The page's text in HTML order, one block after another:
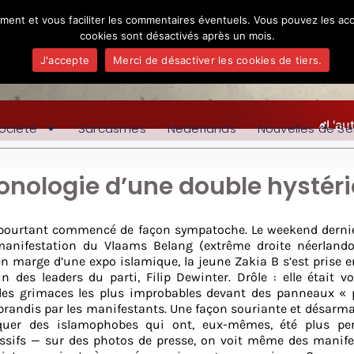
Sarcasmes Nederlands Nouvelles de
d’une double
commencé de façon sympatoche. Le weekend
du Vlaams Belang (extrême droite
marge d’une expo islamique, la jeune Zakia B s’est prise
des leaders du parti, Filip Dewinter. Drôle : elle était
grimaces les plus improbables devant des panneaux «
par les manifestants. Une façon souriante et
des islamophobes qui ont, eux-mêmes, été plus
— sur des photos de presse, on voit même des
et vous faciliter les commentaires éventuels. Vous pouvez les
cookies sont désactivés après un mois.
J'accepte
Merci de désactiver les cookies de tiers.